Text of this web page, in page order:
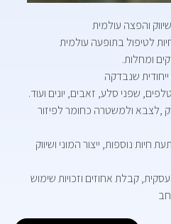
והפצה עולמית
לטיפול בתופעה עולמית
ומחלות.
שנבדקה
שפני סלע, זאבים, יונים ועוד.
,לצבא ולמשטרה כחומר לפיזור
נוספות, ייצור המוני ושיווק
קבלת אחוזים וזכויות שימוש